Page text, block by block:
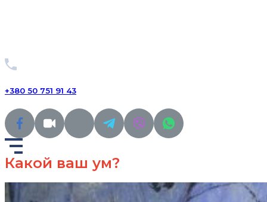
+380 50 751 91 43
Какой ваш ум?